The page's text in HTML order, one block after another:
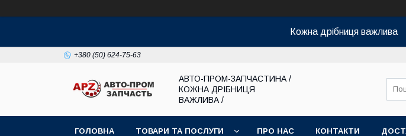
Кожна дрібниця важлива
+380 (50) 624-75-63
АВТО-ПРОМ-ЗАПЧАСТИНА /
КОЖНА ДРІБНИЦЯ
ВАЖЛИВА /
ГОЛОВНА ТОВАРИ ТА ПОСЛУГИ ПРО НАС КОНТАКТИ